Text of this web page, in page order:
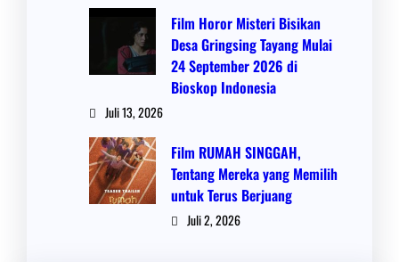
Film Horor Misteri Bisikan
Desa Gringsing Tayang Mulai
24 September 2026 di
Bioskop Indonesia
Juli 13, 2026
Film RUMAH SINGGAH,
Tentang Mereka yang Memilih
untuk Terus Berjuang
Juli 2, 2026